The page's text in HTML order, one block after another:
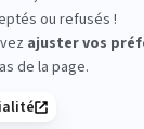
ou 4x sans